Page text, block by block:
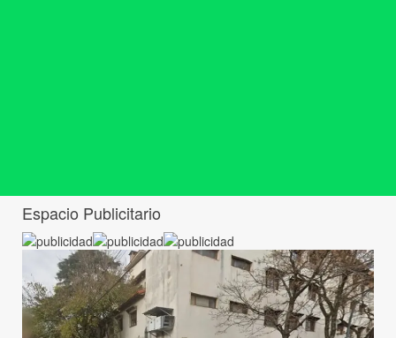
Espacio Publicitario